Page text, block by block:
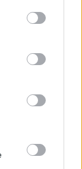
μπορεί να
αλλά
Οι
μέσα να
πελάτες.
θα
θα